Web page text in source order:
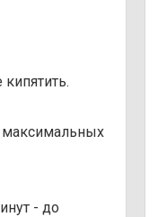
максимальных
- до